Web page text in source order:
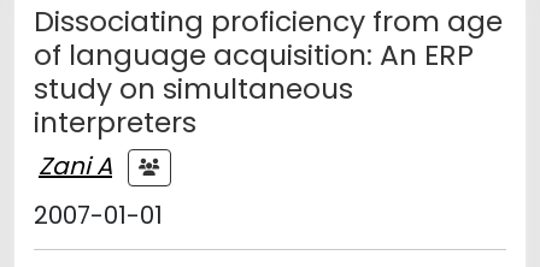
Dissociating proficiency from age
of language acquisition: An ERP
study on simultaneous
interpreters
Zani A
2007-01-01